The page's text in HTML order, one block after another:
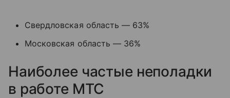
Свердловская область — 63%
Московская область — 36%
Наиболее частые неполадки
в работе МТС